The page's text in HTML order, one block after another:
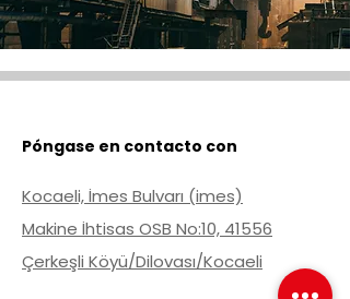
Póngase en contacto con
Kocaeli, İmes Bulvarı (imes)
Makine İhtisas OSB No:10, 41556
Çerkeşli Köyü/Dilovası/Kocaeli